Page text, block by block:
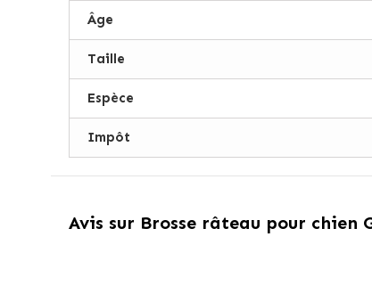
Âge
Taille
Espèce
Impôt
Avis sur Brosse râteau pour chien